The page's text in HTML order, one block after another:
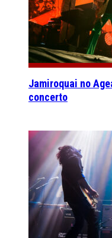
Jamiroquai no
concerto